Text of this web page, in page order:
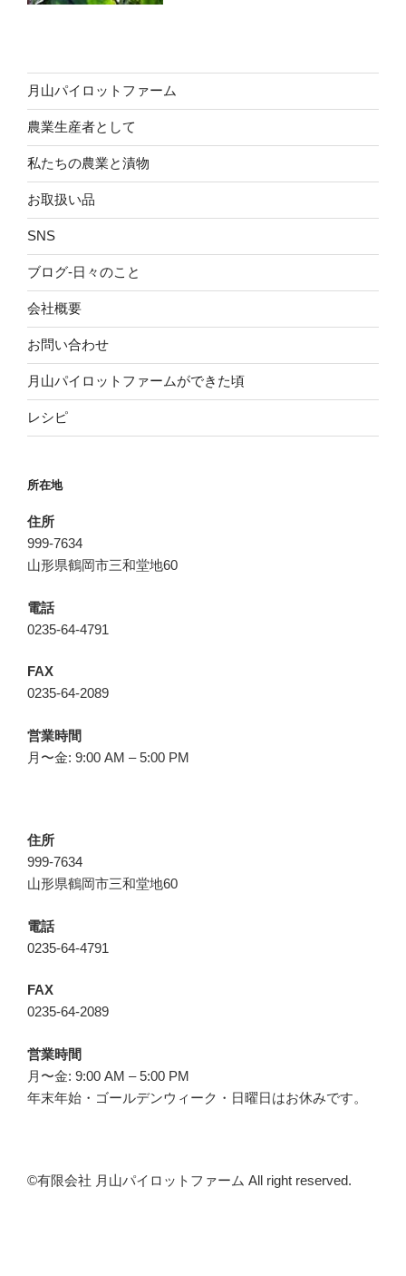
月山パイロットファーム
農業生産者として
私たちの農業と漬物
お取扱い品
SNS
ブログ-日々のこと
会社概要
お問い合わせ
月山パイロットファームができた頃
レシピ
所在地
住所
999-7634
山形県鶴岡市三和堂地60
電話
0235-64-4791
FAX
0235-64-2089
営業時間
月〜金: 9:00 AM – 5:00 PM
住所
999-7634
山形県鶴岡市三和堂地60
電話
0235-64-4791
FAX
0235-64-2089
営業時間
月〜金: 9:00 AM – 5:00 PM
年末年始・ゴールデンウィーク・日曜日はお休みです。
©︎有限会社 月山パイロットファーム All right reserved.